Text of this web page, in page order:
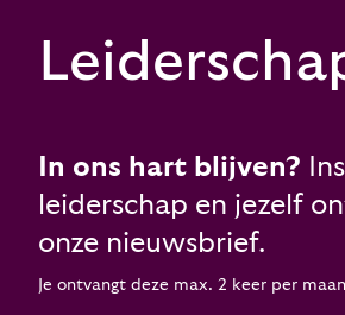
In ons hart blijven?
leiderschap en jezelf
onze nieuwsbrief.
Je ontvangt deze max. 2 keer per